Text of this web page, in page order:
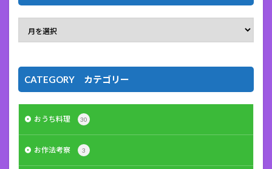
CATEGORY カテゴリー
おうち料理 30
お作法考察 3